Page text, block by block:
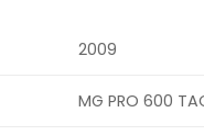
2009
MG PRO 600